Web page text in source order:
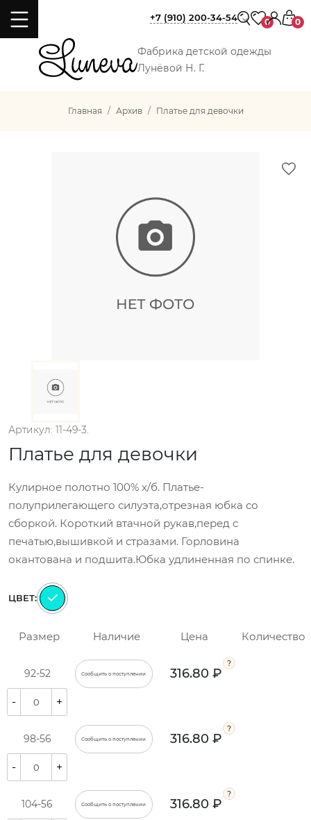
Фабрика детской одежды
Лунёвой Н. Г.
+7 (910) 200-34-54 0 0
Главная Архив Платье для девочки
Артикул: 11-49-3.
Платье для девочки
Кулирное полотно 100% х/б. Платье-
полуприлегающего силуэта,отрезная юбка со
сборкой. Короткий втачной рукав,перед с
печатью,вышивкой и стразами. Горловина
окантована и подшита.Юбка удлиненная по спинке.
ЦВЕТ:
Размер Наличие Цена Количество
92-52 Сообщить о поступлении 316.80 ₽
- +
98-56 Сообщить о поступлении 316.80 ₽
- +
104-56 Сообщить о поступлении 316.80 ₽